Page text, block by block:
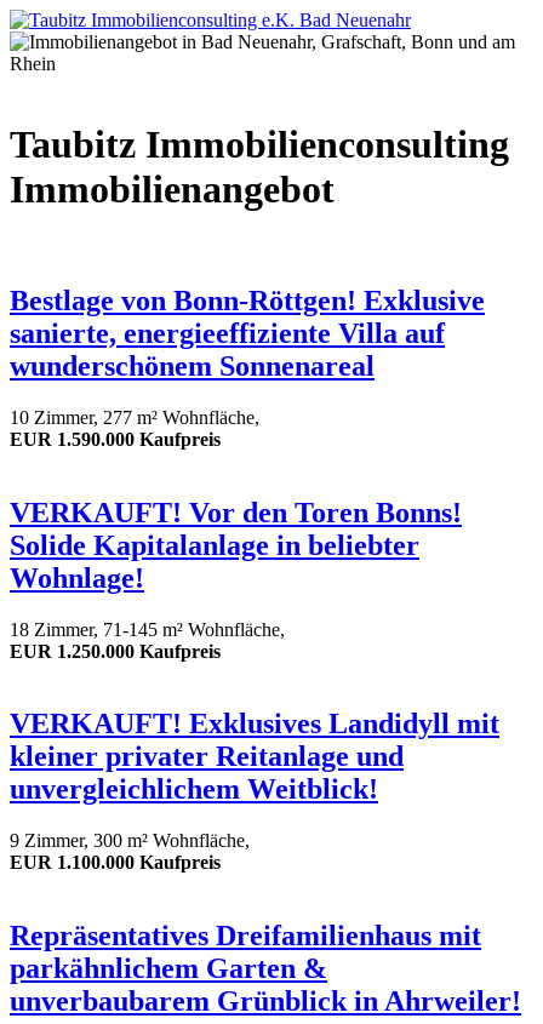
Taubitz Immobilienconsulting
Immobilienangebot
Bestlage von Bonn-Röttgen! Exklusive
sanierte, energieeffiziente Villa auf
wunderschönem Sonnenareal
10 Zimmer, 277 m² Wohnfläche,
EUR 1.590.000 Kaufpreis
VERKAUFT! Vor den Toren Bonns!
Solide Kapitalanlage in beliebter
Wohnlage!
18 Zimmer, 71-145 m² Wohnfläche,
EUR 1.250.000 Kaufpreis
VERKAUFT! Exklusives Landidyll mit
kleiner privater Reitanlage und
unvergleichlichem Weitblick!
9 Zimmer, 300 m² Wohnfläche,
EUR 1.100.000 Kaufpreis
Repräsentatives Dreifamilienhaus mit
parkähnlichem Garten &
unverbaubarem Grünblick in Ahrweiler!